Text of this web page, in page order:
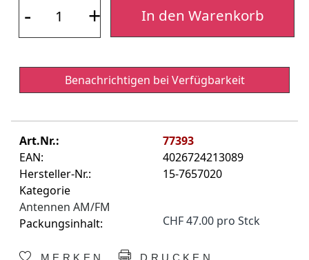
- + In den Warenkorb
Benachrichtigen bei Verfügbarkeit
Art.Nr.:
77393
EAN:
4026724213089
Hersteller-Nr.:
15-7657020
Kategorie
Antennen AM/FM
Packungsinhalt:
CHF 47.00 pro Stck